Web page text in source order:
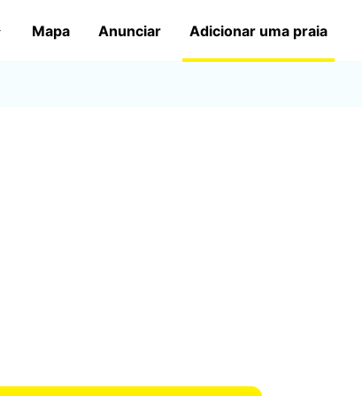
Mapa Anunciar Adicionar uma praia